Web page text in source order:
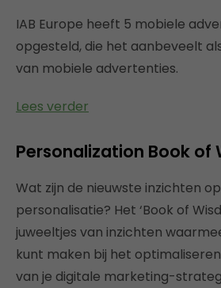
IAB Europe heeft 5 mobiele
opgesteld, die het aanbeveelt
van mobiele advertenties.
Lees verder
Personalization Book
Wat zijn de nieuwste inzichten
personalisatie? Het ‘Book of
juweeltjes van inzichten
kunt maken bij het
van je digitale marketing-